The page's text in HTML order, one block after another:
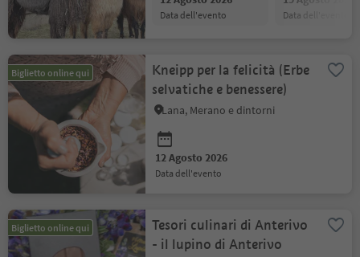
data dell'evento data dell'evento
Biglietto online qui
Kneipp per la felicità (Erbe
selvatiche e benessere)
Lana, Merano e dintorni
12 Agosto 2026
data dell'evento
Biglietto online qui
Tesori culinari di Anterivo
- il lupino di Anterivo